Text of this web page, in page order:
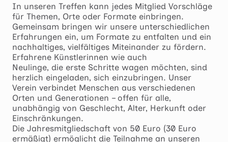
In unseren Treffen kann jedes Mitglied Vorschläge
für Themen, Orte oder Formate einbringen.
Gemeinsam bringen wir unsere unterschiedlichen
Erfahrungen ein, um Formate zu entfalten und ein
nachhaltiges, vielfältiges Miteinander zu fördern.
Erfahrene Künstlerinnen wie auch
Neulinge, die erste Schritte wagen möchten, sind
herzlich eingeladen, sich einzubringen. Unser
Verein verbindet Menschen aus verschiedenen
Orten und Generationen – offen für alle,
unabhängig von Geschlecht, Alter, Herkunft oder
Einschränkungen.
Die Jahresmitgliedschaft von 50 Euro (30 Euro
ermäßigt) ermöglicht die Teilnahme an unseren